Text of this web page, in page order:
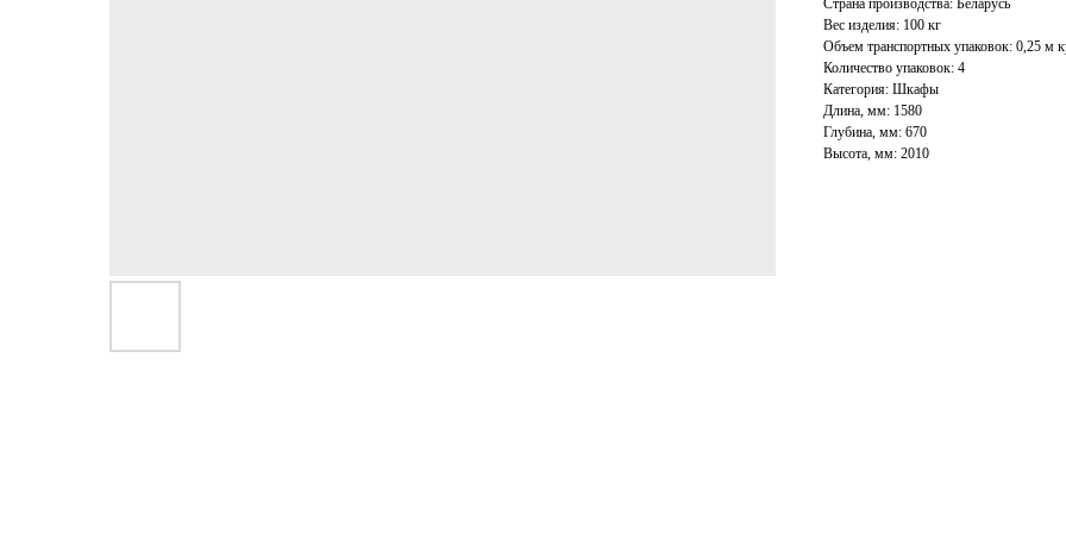
Вес изделия: 100 кг
Объем транспортных упаковок: 0,25 м
Количество упаковок: 4
Категория: Шкафы
Длина, мм: 1580
Глубина, мм: 670
Высота, мм: 2010